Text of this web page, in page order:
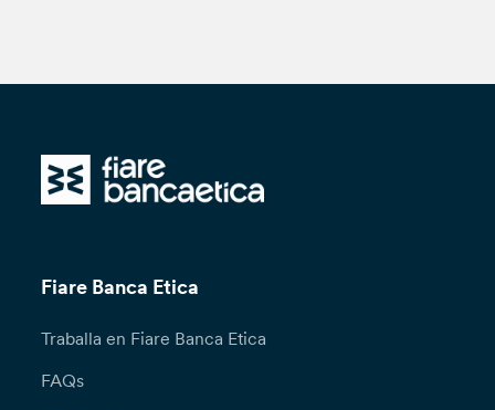
Fiare Banca Etica
Traballa en Fiare Banca Etica
FAQs